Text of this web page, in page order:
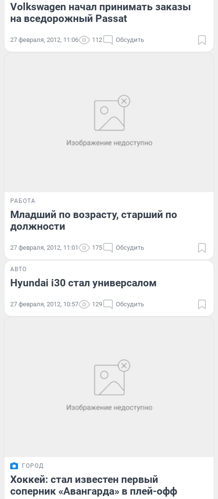
Volkswagen начал принимать заказы
на вседорожный Passat
27 февраля, 2012, 11:06 112 Обсудить
РАБОТА
Младший по возрасту, старший по
должности
27 февраля, 2012, 11:01 175 Обсудить
АВТО
Hyundai i30 стал универсалом
27 февраля, 2012, 10:57 129 Обсудить
ГОРОД
Хоккей: стал известен первый
соперник «Авангарда» в плей-офф